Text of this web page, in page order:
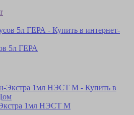
5л ГЕРА
1мл НЭСТ М